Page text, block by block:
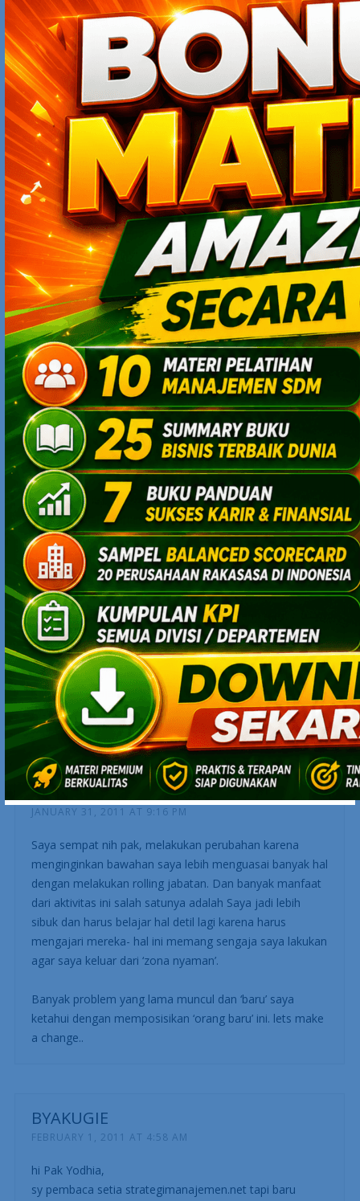
is Hard. karangan Dan Heath dan Cip Heath. Sudah ada
versi BAHASA Indonesianya, dijual di Gramedia atau
toko buku lainnya.
Gila, buku itu benar-benar bagus, mengalir ceritanya,
renyah; dan tulisan saya ini sangat diinspirasi oleh buku
tersebut.
TIAN (# 10) : salah satu cara mudah untuk membuat kita
punya mindset positive adalah ini : banyak-banyaklah
bergaul dengan orang yang juga punya positive mindset,
yang tidak suka mengeluh; yang punya mental tangguh.
Berteman dengan orang-orang seperti akan membuat
Anda akan tertular.
Cara lain, sering-seringlah baca tulisan di blog ini….:)
Sebab isinya pasti mengajak kita untuk think positive.
YODHIA ANTARIKSA
JANUARY 31, 2011 AT 2:06 PM
NS ( # 8 ) : ya, sebaiknya sisi negatif itu dilupakan
saja….sebab semakin sering anda berpikir tentang
kelemahan itu, secara psikologis, akan semakin
membuat kelemahan itu SEOLAH-OLAH begitu perkasa,
dan membuat Anda lelah dan pesimis.
FOKUS saja pada kekuatan tim : SELALU BICARA ASPEK
POSITIF yang ada dalam tim. Gali dan temukan aspek-
aspek positif itu. Gali terus. Ulang, dan ulang terus
elemen positif itu dalam setiap kesempatan/pertemuan.
Lakukan itu terus menerus dengan konsisten. Lalu
tunggulah keajaiban pasti akan terjadi dalam tim Anda.
AMAZING things will happen……
RIZALARABLE
JANUARY 31, 2011 AT 9:16 PM
Saya sempat nih pak, melakukan perubahan karena
menginginkan bawahan saya lebih menguasai banyak hal
dengan melakukan rolling jabatan. Dan banyak manfaat
dari aktivitas ini salah satunya adalah Saya jadi lebih
sibuk dan harus belajar hal detil lagi karena harus
mengajari mereka- hal ini memang sengaja saya lakukan
agar saya keluar dari ‘zona nyaman’.
Banyak problem yang lama muncul dan ‘baru’ saya
ketahui dengan memposisikan ‘orang baru’ ini. lets make
a change..
BYAKUGIE
FEBRUARY 1, 2011 AT 4:58 AM
hi Pak Yodhia,
sy pembaca setia strategimanajemen.net tapi baru